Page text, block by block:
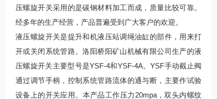
压螺旋开关采用的是碳钢材料加工而成，质量比较可靠。
经多年的生产经营，产品普遍受到广大客户的欢迎。
液压螺旋开关是提升和机液压站调绳油缸的部件，用来打
开或关闭系统管路。洛阳桥阳矿山机械有限公司生产的液
压螺旋开关主要型号是YSF-4和YSF-4A。YSF手动截止阀
通过调节手柄，控制系统管路流体的通与断，主要作试验
设备上的开关应用。本产品工作压力20mpa，双头内螺纹